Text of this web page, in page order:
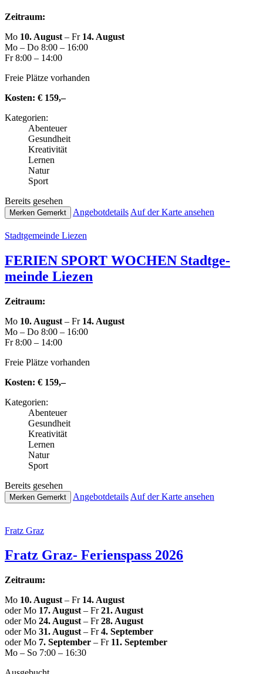
Zeitraum:
Mo 10. August – Fr 14. August
Mo – Do 8:00 – 16:00
Fr 8:00 – 14:00
Freie Plätze vorhanden
Kosten: € 159,–
Kate­go­rien:
Abenteuer
Gesund­heit
Krea­ti­vi­tät
Lernen
Natur
Sport
Bereits gesehen
Merken Gemerkt Ange­botde­tails Auf der Karte ansehen
Stadt­ge­mein­de Liezen
FERIEN SPORT WOCHEN Stadt­ge­
mein­de Liezen
Zeitraum:
Mo 10. August – Fr 14. August
Mo – Do 8:00 – 16:00
Fr 8:00 – 14:00
Freie Plätze vorhanden
Kosten: € 159,–
Kate­go­rien:
Abenteuer
Gesund­heit
Krea­ti­vi­tät
Lernen
Natur
Sport
Bereits gesehen
Merken Gemerkt Ange­botde­tails Auf der Karte ansehen
Fratz Graz
Fratz Graz- Feri­en­spass 2026
Zeitraum:
Mo 10. August– Fr 14. August
oder Mo 17. August– Fr21. August
oder Mo 24. August– Fr28. August
oder Mo 31. August– Fr4. September
oder Mo 7. September – Fr 11. September
Mo – So 7:00 – 16:30